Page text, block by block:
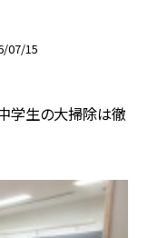
07/15
学生の大掃除は徹